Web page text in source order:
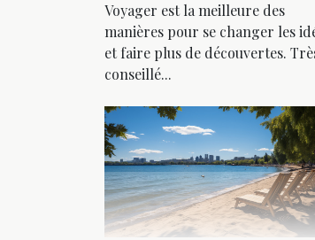
Voyager est la meilleure des
manières pour se changer les
et faire plus de découvertes.
conseillé...